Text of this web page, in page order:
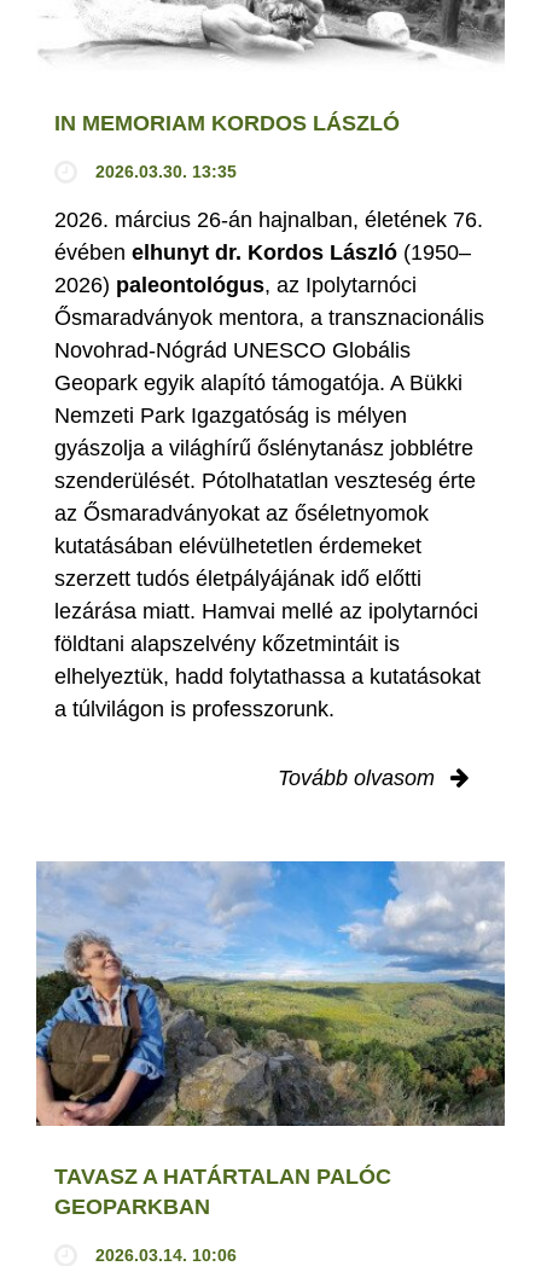
IN MEMORIAM KORDOS LÁSZLÓ
2026.03.30. 13:35
2026. március 26-án hajnalban, életének 76.
évében elhunyt dr. Kordos László (1950–
2026) paleontológus, az Ipolytarnóci
Ősmaradványok mentora, a transznacionális
Novohrad-Nógrád UNESCO Globális
Geopark egyik alapító támogatója. A Bükki
Nemzeti Park Igazgatóság is mélyen
gyászolja a világhírű őslénytanász jobblétre
szenderülését. Pótolhatatlan veszteség érte
az Ősmaradványokat az őséletnyomok
kutatásában elévülhetetlen érdemeket
szerzett tudós életpályájának idő előtti
lezárása miatt. Hamvai mellé az ipolytarnóci
földtani alapszelvény kőzetmintáit is
elhelyeztük, hadd folytathassa a kutatásokat
a túlvilágon is professzorunk.
Tovább olvasom
TAVASZ A HATÁRTALAN PALÓC
GEOPARKBAN
2026.03.14. 10:06